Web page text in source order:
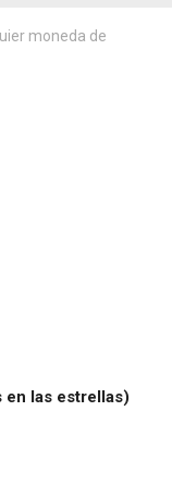
moneda de
en las estrellas)